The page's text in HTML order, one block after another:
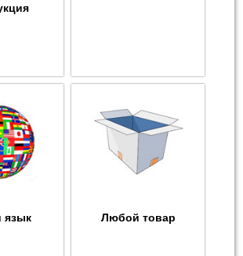
Любой товар